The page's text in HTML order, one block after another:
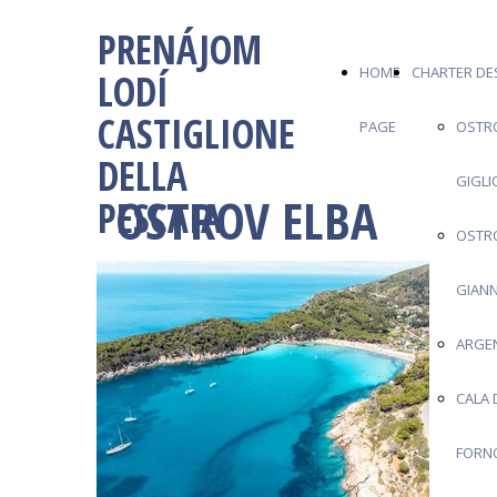
PRENÁJOM
LODÍ
CASTIGLIONE
DELLA
PESCAIA
HOME
PAGE
CHARTER
CALA
OSTROV ELBA